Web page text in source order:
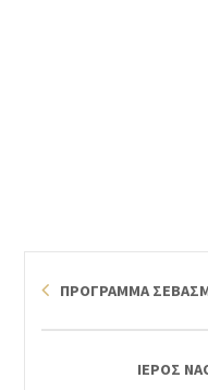
ΠΡΟΓΡΑΜΜΑ
ΙΕΡΟΣ